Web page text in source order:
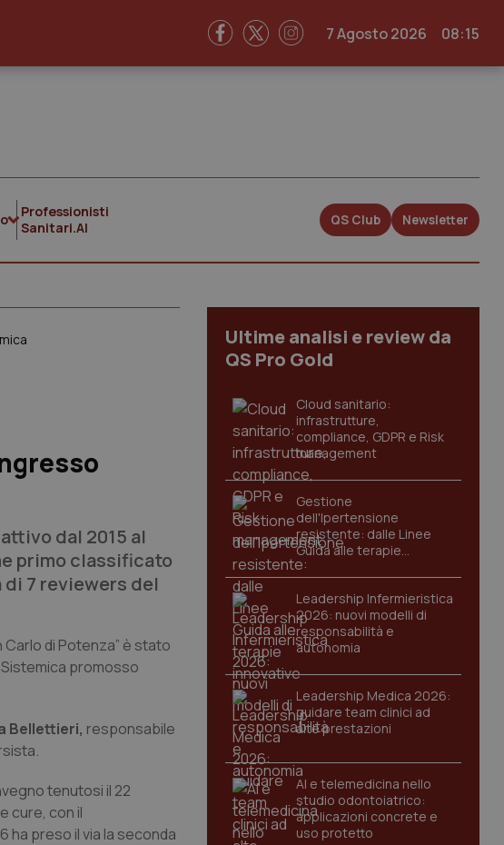
7 Agosto 2026 08:15
Professionisti
Sanitari.AI
QS Club Newsletter
dal 2015 al
primo classificato
7 reviewers del
di Potenza” è stato
promosso
Bellettieri, responsabile
tenutosi il 22
cure, con il
ha preso il via la seconda
Ultime analisi e review da
QS Pro Gold
Cloud sanitario:
infrastrutture,
compliance, GDPR e Risk
management
Gestione
dell'Ipertensione
resistente: dalle Linee
Guida alle terapie
innovative
Leadership Infermieristica
2026: nuovi modelli di
responsabilità e
autonomia
Leadership Medica 2026:
guidare team clinici ad
alte prestazioni
AI e telemedicina nello
studio odontoiatrico:
applicazioni concrete e
uso protetto